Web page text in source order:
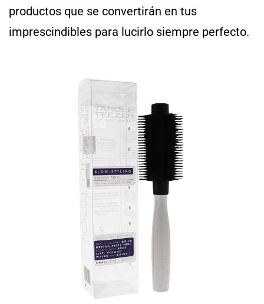
productos que se convertirán en tus
imprescindibles para lucirlo siempre perfecto.